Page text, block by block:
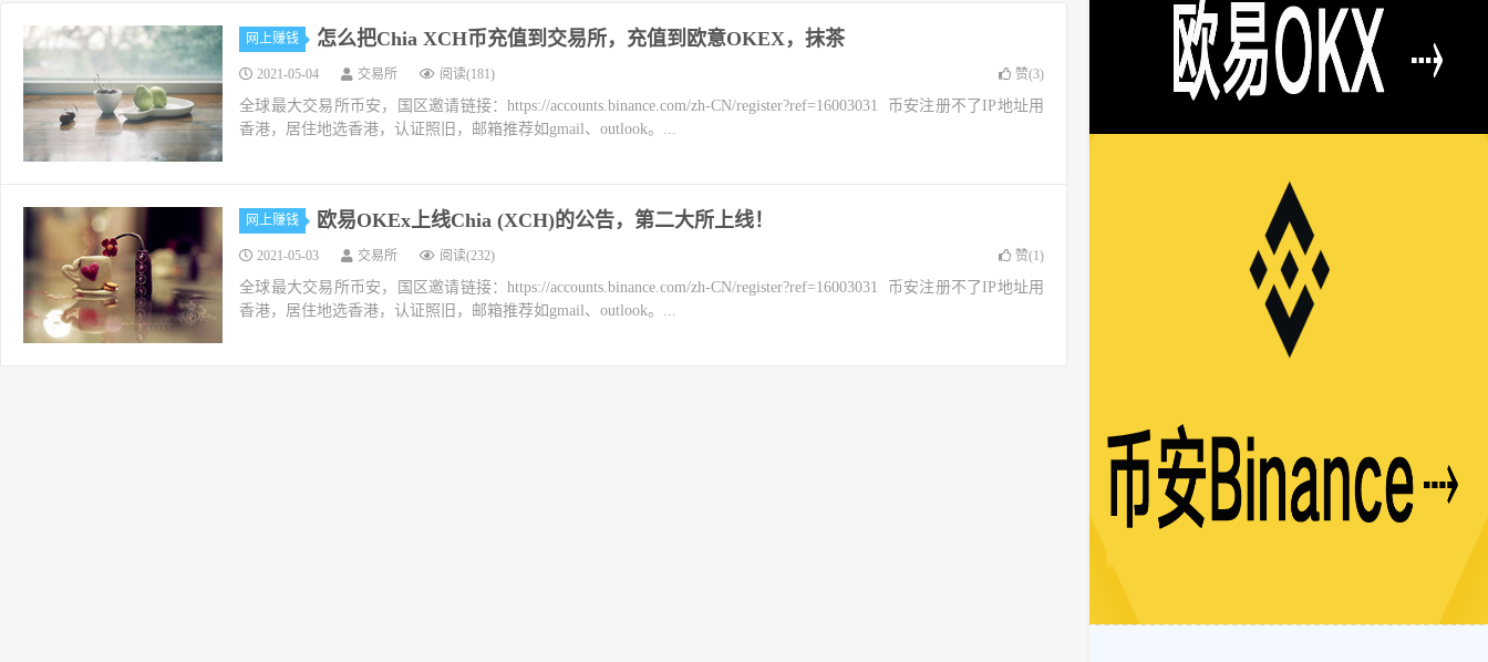
网上赚钱 怎么把Chia XCH币充值到交易所，充值到欧意OKEX，抹茶
2021-05-04 交易所 阅读(181) 赞(3)
全球最大交易所币安，国区邀请链接：https://accounts.binance.com/zh-CN/register?ref=16003031 币安注册不了IP地址用
香港，居住地选香港，认证照旧，邮箱推荐如gmail、outlook。...
网上赚钱 欧易OKEx上线Chia (XCH)的公告，第二大所上线！
2021-05-03 交易所 阅读(232) 赞(1)
全球最大交易所币安，国区邀请链接：https://accounts.binance.com/zh-CN/register?ref=16003031 币安注册不了IP地址用
香港，居住地选香港，认证照旧，邮箱推荐如gmail、outlook。...